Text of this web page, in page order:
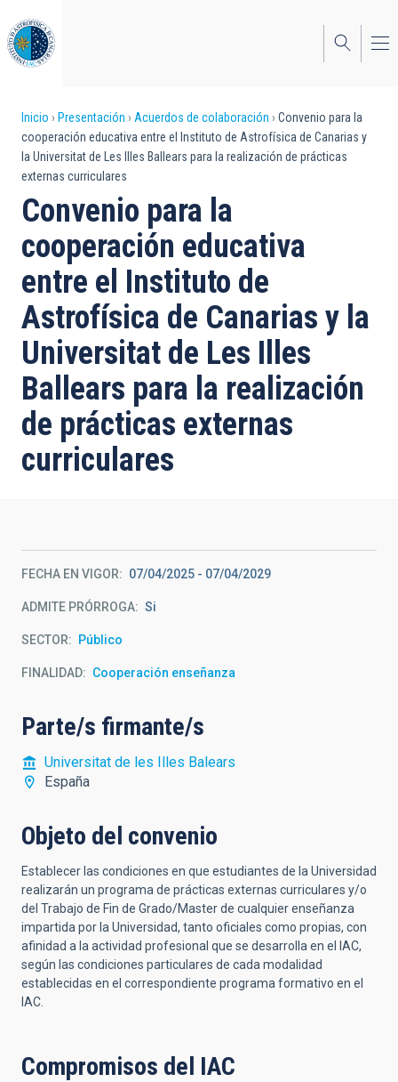
al
contenido
principal
Sobrescribir
enlaces
de
ayuda
a
la
navegación
Inicio Presentación Acuerdos de colaboración
Convenio para la
cooperación educativa entre el Instituto de Astrofísica de Canarias y
la Universitat de Les Illes Ballears para la realización de prácticas
externas curriculares
Convenio para la
cooperación educativa
entre el Instituto de
Astrofísica de Canarias y la
Universitat de Les Illes
Ballears para la realización
de prácticas externas
curriculares
FECHA EN VIGOR 07/04/2025 - 07/04/2029
ADMITE PRÓRROGA Si
SECTOR Público
FINALIDAD Cooperación enseñanza
Parte/s firmante/s
Universitat de les Illes Balears
España
Objeto del convenio
Establecer las condiciones en que estudiantes de la Universidad
realizarán un programa de prácticas externas curriculares y/o
del Trabajo de Fin de Grado/Master de cualquier enseñanza
impartida por la Universidad, tanto oficiales como propias, con
afinidad a la actividad profesional que se desarrolla en el IAC,
según las condiciones particulares de cada modalidad
establecidas en el correspondiente programa formativo en el
IAC.
Compromisos del IAC